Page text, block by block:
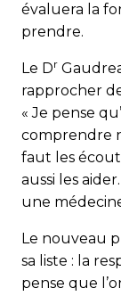
évaluera la
prendre.
Le Dr
rapprocher
« Je pense
comprendre
faut les
aussi les
une
Le nouveau
sa liste : la
pense que